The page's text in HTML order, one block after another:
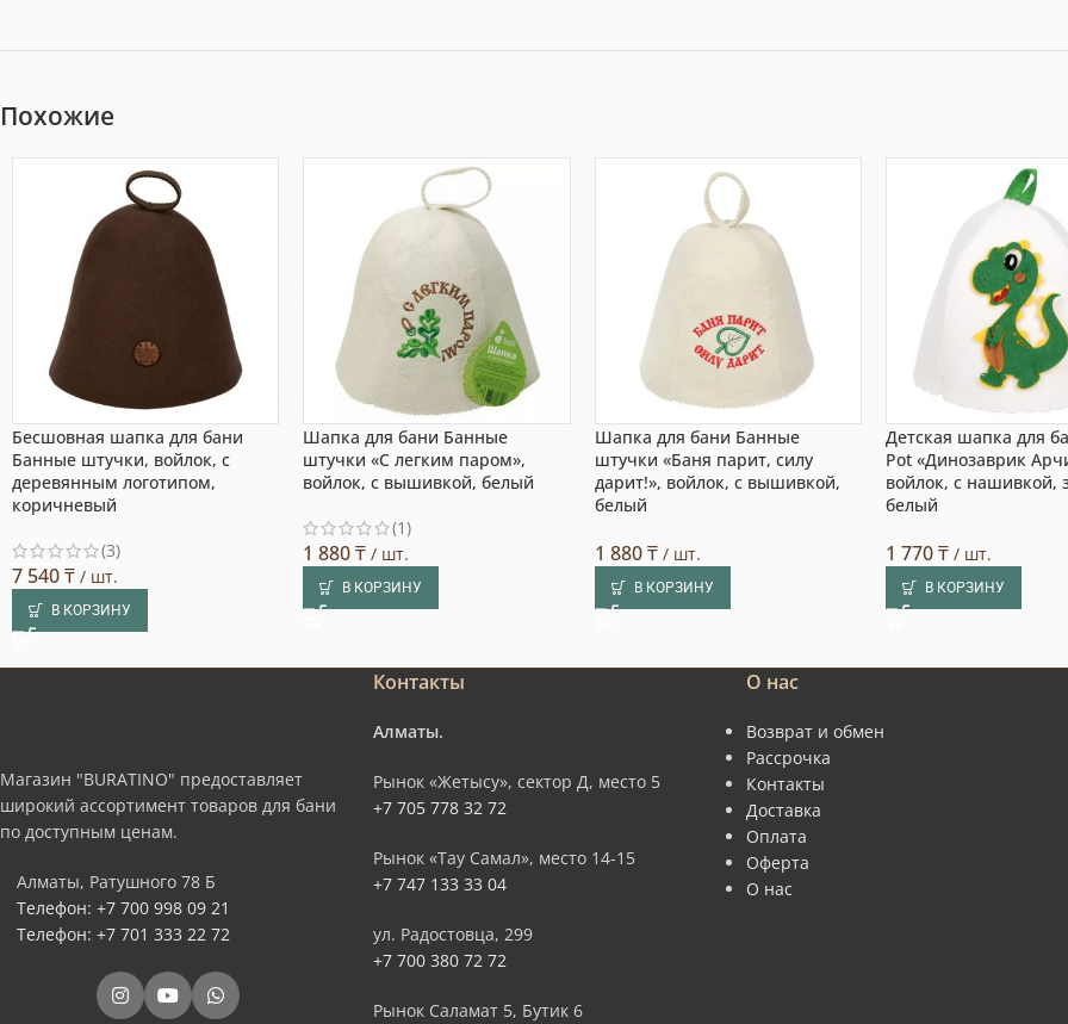
Похожие
Бесшовная шапка для бани
Банные штучки, войлок, с
деревянным логотипом,
коричневый
(3)
7 540₸ / шт.
В КОРЗИНУ
Шапка для бани Банные
штучки «С легким паром»,
войлок, с вышивкой, белый
(1)
1 880₸ / шт.
В КОРЗИНУ
Шапка для бани Банные
штучки «Баня парит, силу
дарит!», войлок, с вышивкой,
белый
1 880₸/ шт.
В КОРЗИНУ
Детская шапка для
Pot «Динозаврик
войлок, с нашивкой,
белый
1 770₸ / шт.
В КОРЗИНУ
Магазин "BURATINO" предоставляет
широкий ассортимент товаров для бани
по доступным ценам.
Алматы, Ратушного 78 Б
Телефон: +7 700 998 09 21
Телефон: +7 701 333 22 72
Контакты
Алматы.
Рынок «Жетысу», сектор Д, место 5
+7 705 778 32 72
Рынок «Тау Самал», место 14-15
+7 747 133 33 04
ул. Радостовца, 299
+7 700 380 72 72
Рынок Саламат 5, Бутик 6
О нас
Возврат и обмен
Рассрочка
Контакты
Доставка
Оплата
Оферта
О нас